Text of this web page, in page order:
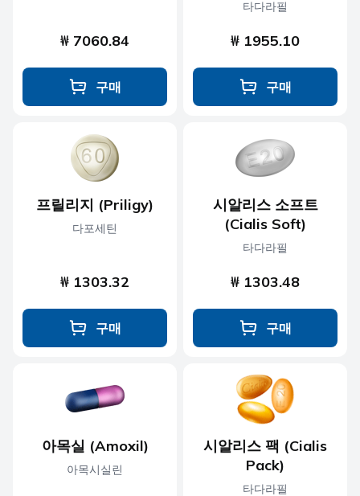
₩ 7060.84
구매
타다라필
₩ 1955.10
구매
프릴리지 (Priligy)
다포세틴
₩ 1303.32
구매
시알리스 소프트
(Cialis Soft)
타다라필
₩ 1303.48
구매
아목실 (Amoxil)
아목시실린
시알리스 팩 (Cialis
Pack)
타다라필